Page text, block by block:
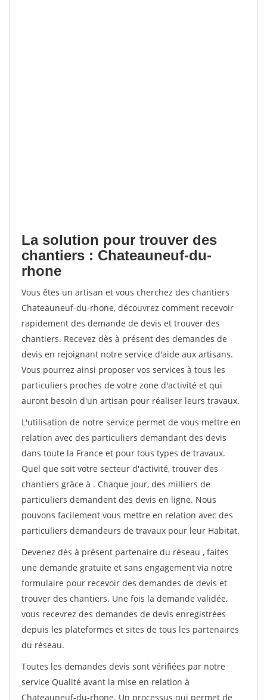
La solution pour trouver des
chantiers : Chateauneuf-du-
rhone
Vous êtes un artisan et vous cherchez des chantiers
Chateauneuf-du-rhone, découvrez comment recevoir
rapidement des demande de devis et trouver des
chantiers. Recevez dès à présent des demandes de
devis en rejoignant notre service d'aide aux artisans.
Vous pourrez ainsi proposer vos services à tous les
particuliers proches de votre zone d'activité et qui
auront besoin d'un artisan pour réaliser leurs travaux.
L'utilisation de notre service permet de vous mettre en
relation avec des particuliers demandant des devis
dans toute la France et pour tous types de travaux.
Quel que soit votre secteur d'activité, trouver des
chantiers grâce à . Chaque jour, des milliers de
particuliers demandent des devis en ligne. Nous
pouvons facilement vous mettre en relation avec des
particuliers demandeurs de travaux pour leur Habitat.
Devenez dès à présent partenaire du réseau , faites
une demande gratuite et sans engagement via notre
formulaire pour recevoir des demandes de devis et
trouver des chantiers. Une fois la demande validée,
vous recevrez des demandes de devis enregistrées
depuis les plateformes et sites de tous les partenaires
du réseau.
Toutes les demandes devis sont vérifiées par notre
service Qualité avant la mise en relation à
Chateauneuf-du-rhone. Un processus qui permet de